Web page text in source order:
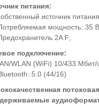
питания:
источник
мощность: 35
2A F;
подключение:
WLAN (WiFi) 10/433
5.0 (44/16)